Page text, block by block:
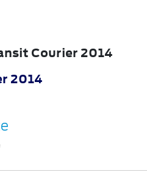
Courier 2014
2014